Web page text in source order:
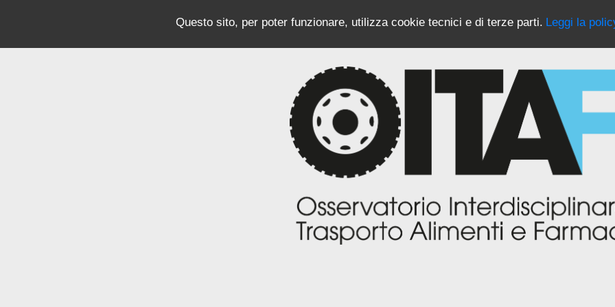
Questo sito, per poter funzionare, utilizza cookie tecnici e di terze parti. Leggi la